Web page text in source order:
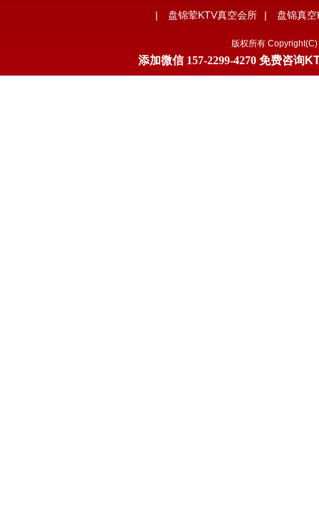
| 盘锦荤KTV真空会所 | 盘锦真
版权所有
添加微信 157-2299-4270 免费咨询